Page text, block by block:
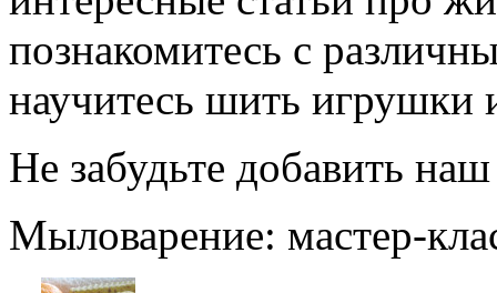
познакомитесь с
научитесь шить игрушки
Не забудьте добавить
Мыловарение: мастер-